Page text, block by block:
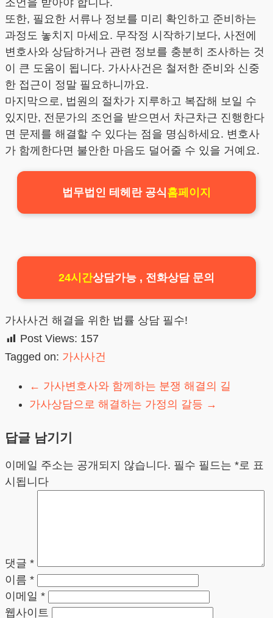
조언을 받아야 합니다.
또한, 필요한 서류나 정보를 미리 확인하고 준비하는
과정도 놓치지 마세요. 무작정 시작하기보다, 사전에
변호사와 상담하거나 관련 정보를 충분히 조사하는 것
이 큰 도움이 됩니다. 가사사건은 철저한 준비와 신중
한 접근이 정말 필요하니까요.
마지막으로, 법원의 절차가 지루하고 복잡해 보일 수
있지만, 전문가의 조언을 받으면서 차근차근 진행한다
면 문제를 해결할 수 있다는 점을 명심하세요. 변호사
가 함께한다면 불안한 마음도 덜어줄 수 있을 거예요.
법무법인 테헤란 공식홈페이지
24시간상담가능 , 전화상담 문의
가사사건 해결을 위한 법률 상담 필수!
Post Views: 157
Tagged on: 가사사건
← 가사변호사와 함께하는 분쟁 해결의 길
가사상담으로 해결하는 가정의 갈등 →
답글 남기기
이메일 주소는 공개되지 않습니다. 필수 필드는 *로 표
시됩니다
댓글 *
이름 *
이메일 *
웹사이트